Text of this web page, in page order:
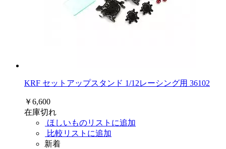
KRF セットアップスタンド 1/12レーシング用 36102
￥6,600
在庫切れ
ほしいものリストに追加
比較リストに追加
新着